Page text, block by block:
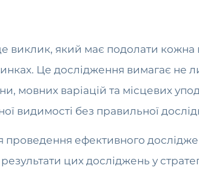
виклик, який має подолати
Це дослідження вимагає
мовних варіацій та місцевих
видимості без правильної
проведення ефективного
цих досліджень у